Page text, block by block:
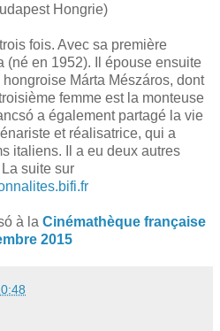
Hongrie)
fois. Avec sa première
(né en 1952). Il épouse ensuite
Márta Mészáros, dont
femme est la monteuse
a également partagé la vie
et réalisatrice, qui a
italiens. Il a eu deux autres
suite sur
à la Cinémathèque française
2015